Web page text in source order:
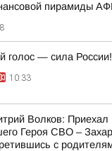
пирамиды
голос — сила России!
10:33
Волков: Приехал
Героя СВО –
с